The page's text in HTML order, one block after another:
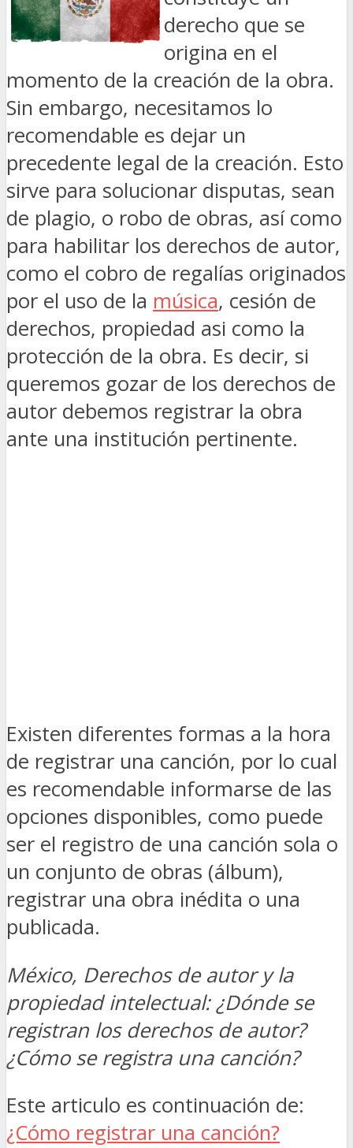
derecho que se
origina en el
momento de la creación de la obra.
Sin embargo, necesitamos lo
recomendable es dejar un
precedente legal de la creación. Esto
sirve para solucionar disputas, sean
de plagio, o robo de obras, así como
para habilitar los derechos de autor,
como el cobro de regalías originados
por el uso de la música, cesión de
derechos, propiedad asi como la
protección de la obra. Es decir, si
queremos gozar de los derechos de
autor debemos registrar la obra
ante una institución pertinente.
Existen diferentes formas a la hora
de registrar una canción, por lo cual
es recomendable informarse de las
opciones disponibles, como puede
ser el registro de una canción sola o
un conjunto de obras (álbum),
registrar una obra inédita o una
publicada.
México, Derechos de autor y la
propiedad intelectual: ¿Dónde se
registran los derechos de autor?
¿Cómo se registra una canción?
Este articulo es continuación de:
¿Cómo registrar una canción?